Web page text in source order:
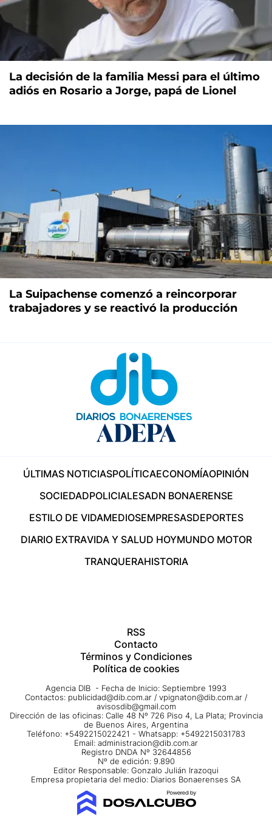
La decisión de la familia Messi para el último
adiós en Rosario a Jorge, papá de Lionel
La Suipachense comenzó a reincorporar
trabajadores y se reactivó la producción
ÚLTIMAS NOTICIASPOLÍTICAECONOMÍAOPINIÓN
SOCIEDADPOLICIALESADN BONAERENSE
ESTILO DE VIDAMEDIOSEMPRESASDEPORTES
DIARIO EXTRAVIDA Y SALUD HOYMUNDO MOTOR
TRANQUERAHISTORIA
RSS
Contacto
Términos y Condiciones
Política de cookies
Agencia DIB - Fecha de Inicio: Septiembre 1993
Contactos: publicidad@dib.com.ar / vpignaton@dib.com.ar /
avisosdib@gmail.com
Dirección de las oficinas: Calle 48 Nº 726 Piso 4, La Plata; Provincia
de Buenos Aires, Argentina
Teléfono: +5492215022421 - Whatsapp: +5492215031783
Email: administracion@dib.com.ar
Registro DNDA Nº 32644856
Nº de edición: 9.890
Editor Responsable: Gonzalo Julián Irazoqui
Empresa propietaria del medio: Diarios Bonaerenses SA